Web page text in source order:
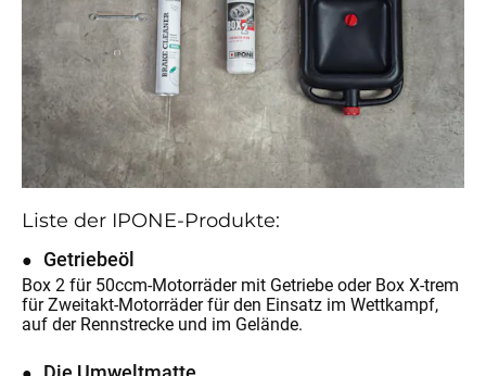
Liste der IPONE-Produkte:
Getriebeöl
Box 2 für 50ccm-Motorräder mit Getriebe oder Box X-trem
für Zweitakt-Motorräder für den Einsatz im Wettkampf,
auf der Rennstrecke und im Gelände.